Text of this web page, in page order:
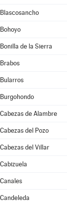
Blascosancho
Bohoyo
Bonilla de la Sierra
Brabos
Bularros
Burgohondo
Cabezas de Alambre
Cabezas del Pozo
Cabezas del Villar
Cabizuela
Canales
Candeleda